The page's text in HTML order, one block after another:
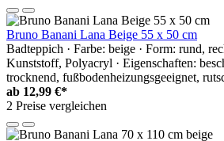
Bruno Banani Lana Beige 55 x 50 cm
Badteppich · Farbe: beige · Form: rund,
Kunststoff, Polyacryl · Eigenschaften:
trocknend, fußbodenheizungsgeeignet,
ab 12,99 €*
2 Preise vergleichen